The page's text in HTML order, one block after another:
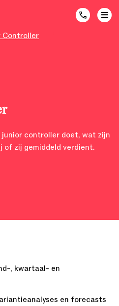
Controller
controller doet, wat zijn
of zij gemiddeld verdient.
, kwartaal- en
en forecasts